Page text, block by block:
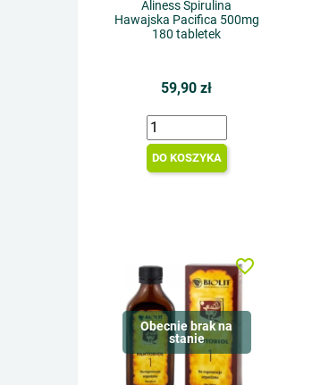
Aliness Spirulina
Hawajska Pacifica 500mg
180 tabletek
59,90 zł
DO KOSZYKA
Obecnie brak na
stanie
favorite_border